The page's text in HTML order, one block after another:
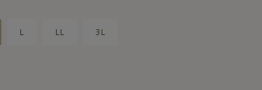
L LL 3L